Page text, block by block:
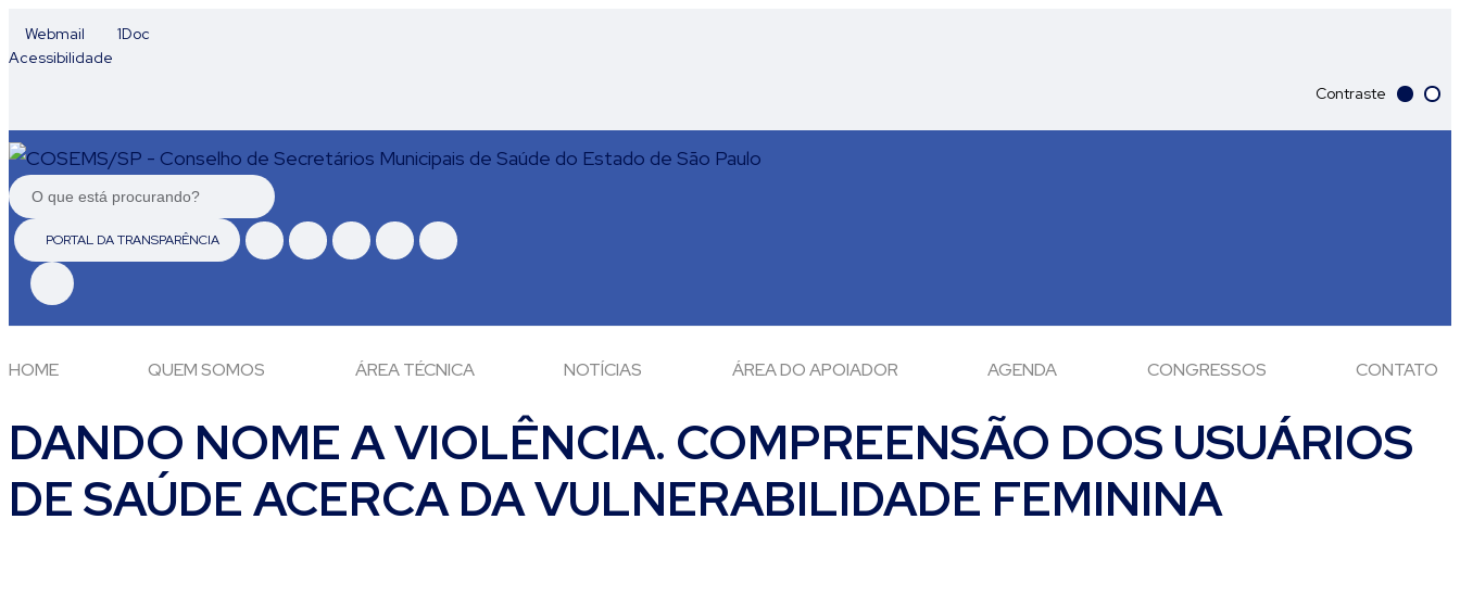
Webmail
1Doc
Acessibilidade
Contraste
PORTAL DA TRANSPARÊNCIA
HOME QUEM SOMOS ÁREA TÉCNICA NOTÍCIAS ÁREA DO APOIADOR AGENDA CONGRESSOS CONTATO
DANDO NOME A VIOLÊNCIA. COMPREENSÃO DOS USUÁRIOS
DE SAÚDE ACERCA DA VULNERABILIDADE FEMININA